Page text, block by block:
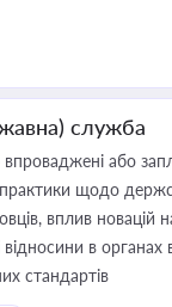
служба
або
практики щодо
вплив новацій
відносини в органах
стандартів